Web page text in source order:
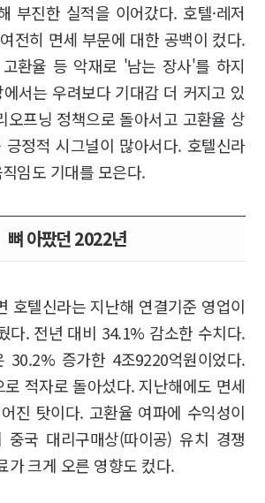
부진한 실적을 이어갔다. 호텔·레저
전히 면세 부문에 대한 공백이 컸다.
환율 등 악재로 '남는 장사'를 하지
서는 우려보다 기대감 더 커지고 있
오프닝 정책으로 돌아서고 고환율 상
정적 시그널이 많아서다. 호텔신라
임도 기대를 모은다.
뼈 아팠던 2022년
호텔신라는 지난해 연결기준 영업이
다. 전년 대비 34.1% 감소한 수치다.
30.2% 증가한 4조9220억원이었다.
적자로 돌아섰다. 지난해에도 면세
진 탓이다. 고환율 여파에 수익성이
중국 대리구매상(따이공) 유치 경쟁
가 크게 오른 영향도 컸다.